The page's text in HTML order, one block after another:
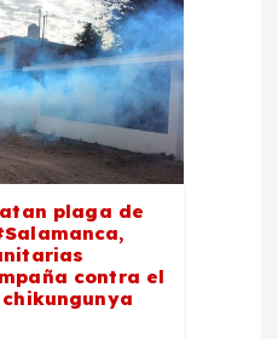
plaga de
contra el